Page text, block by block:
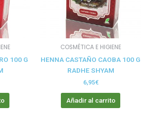
100 G
COSMÉTICA E HIGIENE
HENNA CASTAÑO CAOBA 100 G
RADHE SHYAM
6,95€
Añadir al carrito